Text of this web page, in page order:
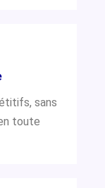
sans
toute